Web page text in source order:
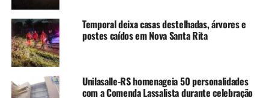
atingida pela enchente”,
destacou o vice-prefeito de
Canoas, Rodrigo Busato.
No começo de janeiro, a Prefeitura fez a entrega dos
Temporal deixa casas destelhadas, árvores e
postes caídos em Nova Santa Rita
Unilasalle-RS homenageia 50 personalidades
com a Comenda Lassalista durante celebração